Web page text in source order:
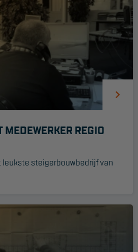
REGIO
leukste steigerbouwbedrijf van